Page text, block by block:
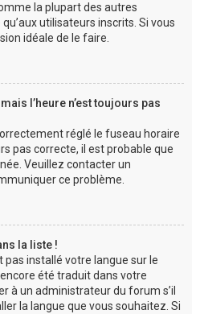
la plupart des autres
utilisateurs inscrits. Si vous
idéale de le faire.
l’heure n’est toujours pas
réglé le fuseau horaire
pas correcte, il est probable que
Veuillez contacter un
ce problème.
la liste !
pas installé votre langue sur le
été traduit dans votre
à un administrateur du forum s’il
la langue que vous souhaitez. Si